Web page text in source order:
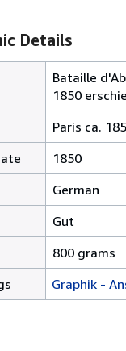
Details
Bataille
1850
Paris ca.
1850
German
Gut
800 grams
Graphik -